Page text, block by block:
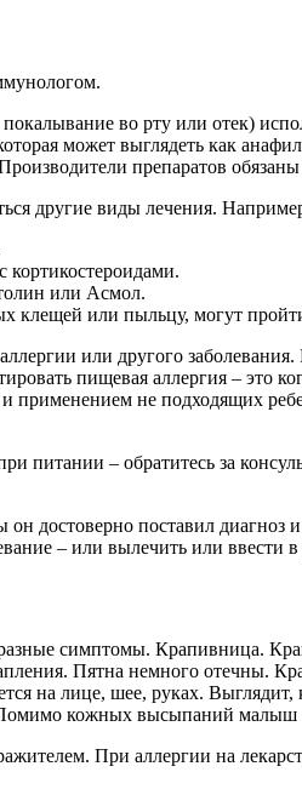
во рту или отек)
может выглядеть как
препаратов
другие виды лечения.
кортикостероидами.
или Асмол.
или пыльцу, могут
или другого заболевания.
пищевая аллергия – это
не подходящих
– обратитесь за
достоверно поставил
– или вылечить или ввести
симптомы. Крапивница.
Пятна немного отечны.
на лице, шее, руках.
кожных высыпаний малыш
При аллергии на